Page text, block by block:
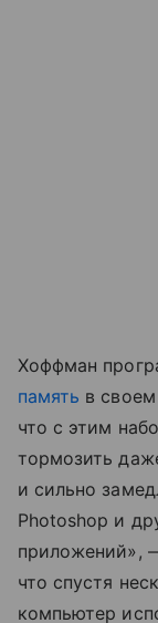
Хоффман
память в
что с этим
тормозить
и сильно
Photoshop и
приложений»,
что спустя
компьютер